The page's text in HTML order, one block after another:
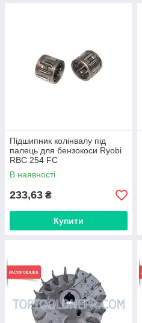
Підшипник колінвалу під
палець для бензокоси Ryobi
RBC 254 FC
В наявності
233,63 ₴
Купити